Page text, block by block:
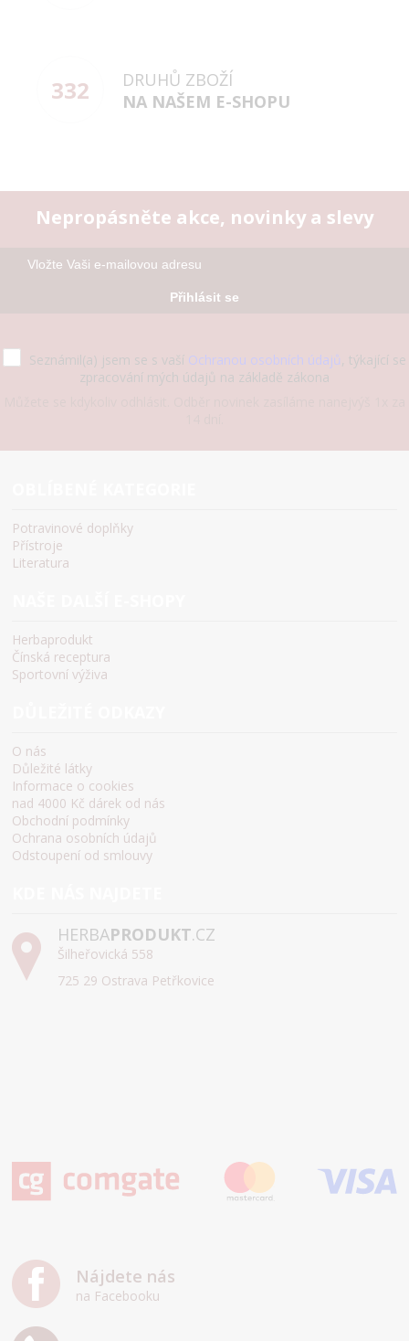
332
DRUHŮ ZBOŽÍ
NA NAŠEM E-SHOPU
Nepropásněte akce, novinky a slevy
Přihlásit se
Seznámil(a) jsem se s vaší Ochranou osobních údajů, týkající se
zpracování mých údajů na základě zákona
Potravinové doplňky
Přístroje
Literatura
Herbaprodukt
Čínská receptura
Sportovní výživa
O nás
Důležité látky
Informace o cookies
nad 4000 Kč dárek od nás
Obchodní podmínky
Ochrana osobních údajů
Odstoupení od smlouvy
HERBAPRODUKT.CZ
Šilheřovická 558
725 29 Ostrava Petřkovice
Nájdete nás
na Facebooku